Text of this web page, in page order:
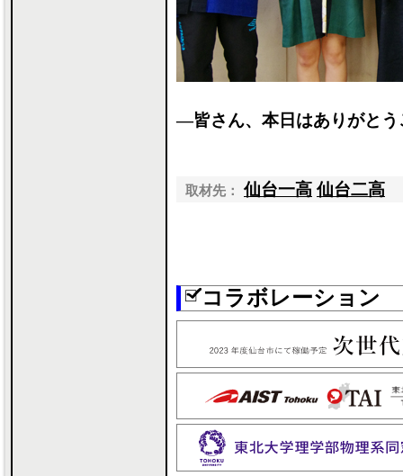
―皆さん、本日はありがとう
取材先： 仙台一高 仙台二高
コラボレーション